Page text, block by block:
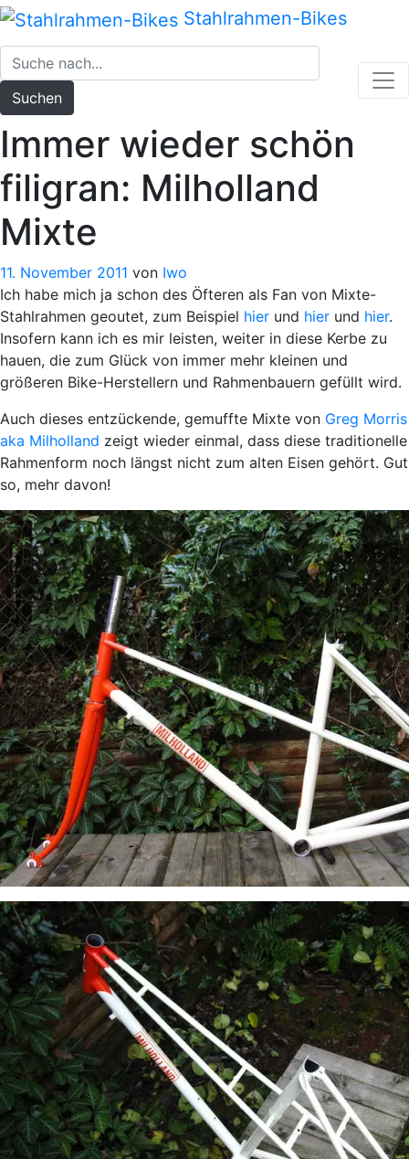
Zum
Inhalt
springen
Stahlrahmen-Bikes
Suchen
Immer wieder schön
filigran: Milholland
Mixte
11. November 2011 von Iwo
Ich habe mich ja schon des Öfteren als Fan von Mixte-
Stahlrahmen geoutet, zum Beispiel hier und hier und hier.
Insofern kann ich es mir leisten, weiter in diese Kerbe zu
hauen, die zum Glück von immer mehr kleinen und
größeren Bike-Herstellern und Rahmenbauern gefüllt wird.
Auch dieses entzückende, gemuffte Mixte von Greg Morris
aka Milholland zeigt wieder einmal, dass diese traditionelle
Rahmenform noch längst nicht zum alten Eisen gehört. Gut
so, mehr davon!